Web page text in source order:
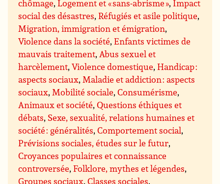
chômage,Logement et « sans-abrisme », Impact
social des désastres,Réfugiés et asile politique,
Migration, immigration et émigration,
Violence dans la société,Enfants victimes de
mauvais traitement,Abus sexuel et
harcèlement,Violence domestique,Handicap :
aspects sociaux,Maladie et addiction : aspects
sociaux,Mobilité sociale,Consumérisme,
Animaux et société,Questions éthiques et
débats, Sexe, sexualité, relations humaines et
société : généralités,Comportement social,
Prévisions sociales, études sur le futur,
Croyances populaires et connaissance
controversée,Folklore, mythes et légendes,
Groupes sociaux,Classes sociales,